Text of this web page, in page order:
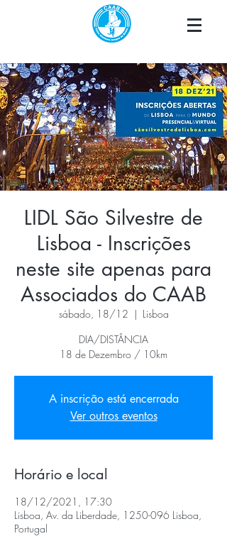
LIDL São Silvestre de
Lisboa - Inscrições
neste site apenas para
Associados do CAAB
sábado, 18/12
  |
Lisboa
DIA/DISTÂNCIA
18 de Dezembro / 10km
A inscrição está encerrada
Ver outros eventos
Horário e local
18/12/2021, 17:30
Lisboa, Av. da Liberdade, 1250-096 Lisboa,
Portugal